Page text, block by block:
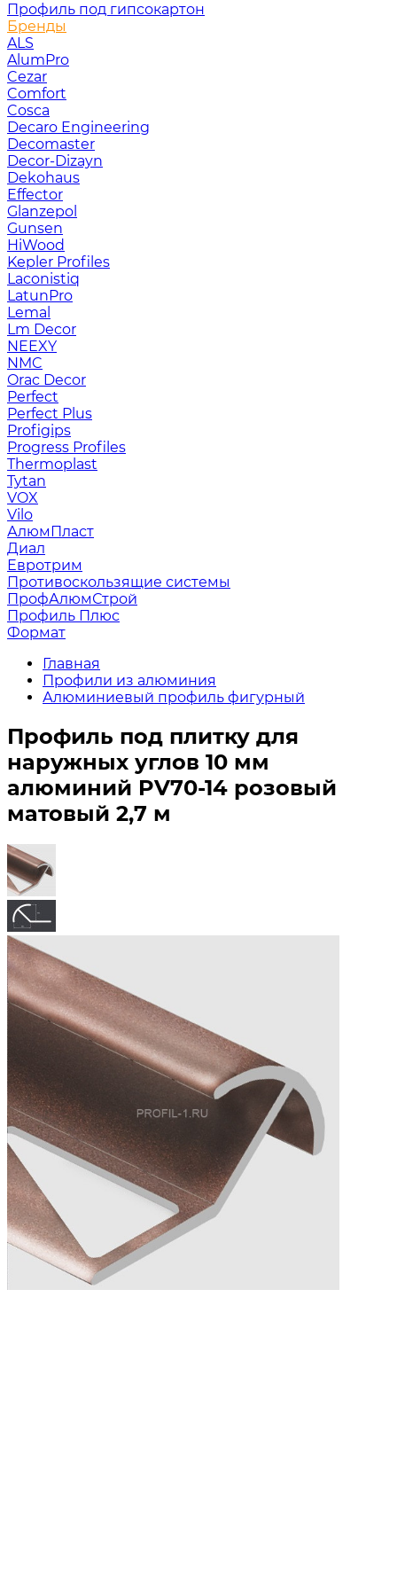
Профиль под гипсокартон
Бренды
ALS
AlumPro
Cezar
Comfort
Cosca
Decaro Engineering
Decomaster
Decor-Dizayn
Dekohaus
Effector
Glanzepol
Gunsen
HiWood
Kepler Profiles
Laconistiq
LatunPro
Lemal
Lm Decor
NEEXY
NMC
Orac Decor
Perfect
Perfect Plus
Profigips
Progress Profiles
Thermoplast
Tytan
VOX
Vilo
АлюмПласт
Диал
Евротрим
Противоскользящие системы
ПрофАлюмСтрой
Профиль Плюс
Формат
Главная
Профили из алюминия
Алюминиевый профиль фигурный
Профиль под плитку для
наружных углов 10 мм
алюминий PV70-14 розовый
матовый 2,7 м